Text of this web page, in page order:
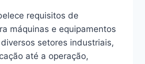
requisitos de
máquinas e equipamentos
setores industriais,
até a operação,